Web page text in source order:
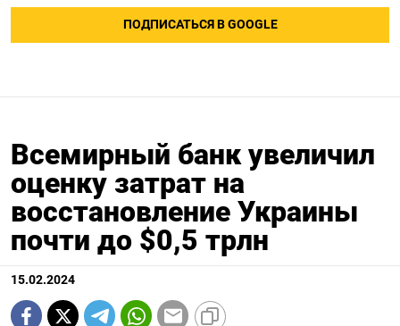
ПОДПИСАТЬСЯ В GOOGLE
Всемирный банк увеличил
оценку затрат на
восстановление Украины
почти до $0,5 трлн
15.02.2024